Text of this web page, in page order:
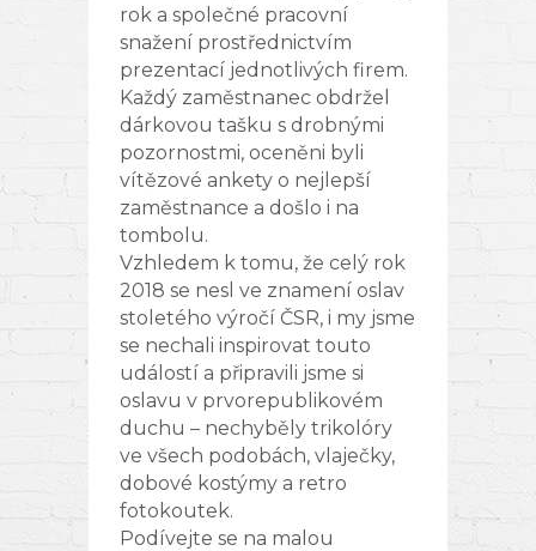
rok a společné pracovní
snažení prostřednictvím
prezentací jednotlivých firem.
Každý zaměstnanec obdržel
dárkovou tašku s drobnými
pozornostmi, oceněni byli
vítězové ankety o nejlepší
zaměstnance a došlo i na
tombolu.
Vzhledem k tomu, že celý rok
2018 se nesl ve znamení oslav
stoletého výročí ČSR, i my jsme
se nechali inspirovat touto
událostí a připravili jsme si
oslavu v prvorepublikovém
duchu – nechyběly trikolóry
ve všech podobách, vlaječky,
dobové kostýmy a retro
fotokoutek.
Podívejte se na malou